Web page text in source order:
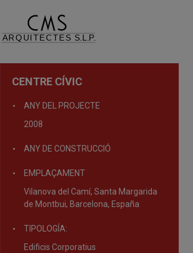
CENTRE CÍVIC
ANY DEL PROJECTE
2008
ANY DE CONSTRUCCIÓ
EMPLAÇAMENT
Vilanova del Camí, Santa Margarida
de Montbui, Barcelona, España
TIPOLOGÍA:
Edificis Corporatius